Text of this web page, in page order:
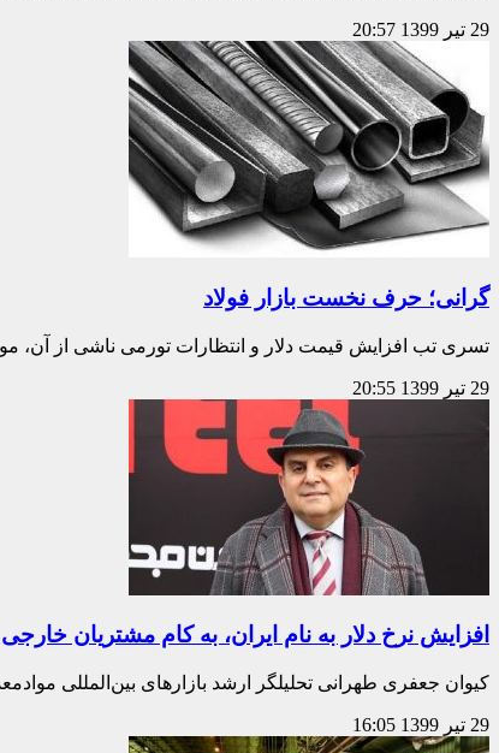
29 تیر 1399 20:57
گرانی؛ حرف نخست بازار فولاد
تسری تب افزایش قیمت دلار و انتظارات تورمی ناشی از آن،
29 تیر 1399 20:55
افزایش نرخ دلار به نام ایران، به کام مشتریان خارجی
کیوان جعفری طهرانی تحلیلگر ارشد بازارهای بین‌المللی
29 تیر 1399 16:05